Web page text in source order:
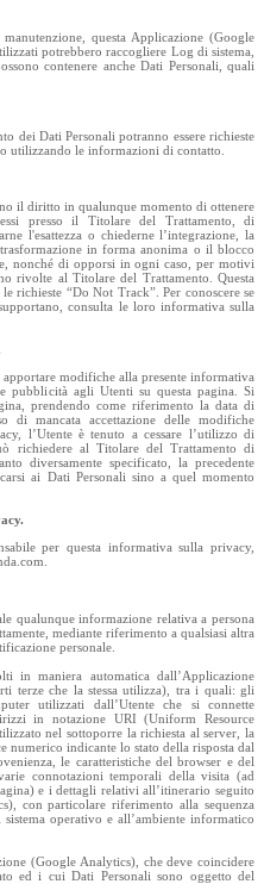
questa Applicazione (Google
potrebbero raccogliere Log di sistema,
contenere anche Dati Personali, quali
dei Dati Personali potranno essere richieste
utilizzando le informazioni di contatto.
il diritto in qualunque momento di ottenere
presso il Titolare del Trattamento, di
l'esattezza o chiederne l’integrazione, la
in forma anonima o il blocco
nonché di opporsi in ogni caso, per motivi
rivolte al Titolare del Trattamento. Questa
richieste “Do Not Track”. Per conoscere se
consulta le loro informativa sulla
modifiche alla presente informativa
pubblicità agli Utenti su questa pagina. Si
prendendo come riferimento la data di
mancata accettazione delle modifiche
l’Utente è tenuto a cessare l’utilizzo di
richiedere al Titolare del Trattamento di
diversamente specificato, la precedente
ai Dati Personali sino a quel momento
per questa informativa sulla privacy,
qualunque informazione relativa a persona
mediante riferimento a qualsiasi altra
personale.
in maniera automatica dall’Applicazione
terze che la stessa utilizza), tra i quali: gli
utilizzati dall’Utente che si connette
in notazione URI (Uniform Resource
nel sottoporre la richiesta al server, la
numerico indicante lo stato della risposta dal
le caratteristiche del browser e del
connotazioni temporali della visita (ad
e i dettagli relativi all’itinerario seguito
con particolare riferimento alla sequenza
operativo e all’ambiente informatico
(Google Analytics), che deve coincidere
ed i cui Dati Personali sono oggetto del